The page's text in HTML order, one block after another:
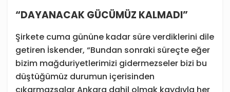
“DAYANACAK GÜCÜMÜZ KALMADI”
Şirkete cuma gününe kadar süre verdiklerini dile
getiren İskender, “Bundan sonraki süreçte eğer
bizim mağduriyetlerimizi gidermezseler bizi bu
düştüğümüz durumun içerisinden